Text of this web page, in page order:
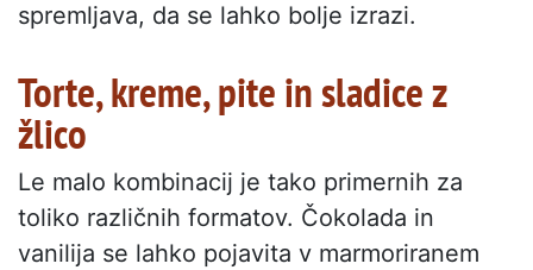
spremljava, da se lahko bolje izrazi.
Torte, kreme, pite in sladice z
žlico
Le malo kombinacij je tako primernih za
toliko različnih formatov. Čokolada in
vanilija se lahko pojavita v marmoriranem